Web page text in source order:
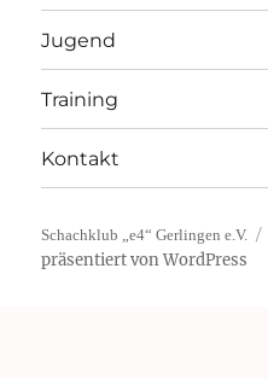
Jugend
Training
Kontakt
Schachklub „e4“ Gerlingen e.V.
präsentiert von WordPress